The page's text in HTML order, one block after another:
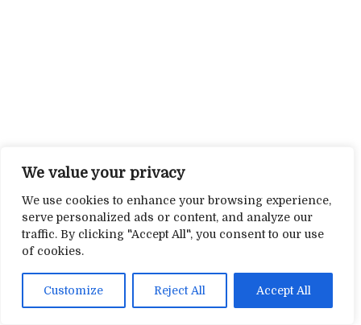
We value your privacy
We use cookies to enhance your browsing experience,
serve personalized ads or content, and analyze our
traffic. By clicking "Accept All", you consent to our use
of cookies.
Customize Reject All Accept All